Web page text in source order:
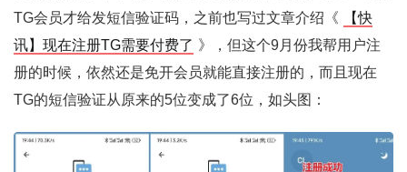
TG会员才给发短信验证码，之前也写过文章介绍《
【快
讯】现在注册TG需要付费了 》，但这个9月份我帮用户注
册的时候，依然还是免开会员就能直接注册的，而且现在
TG的短信验证从原来的5位变成了6位，如头图：